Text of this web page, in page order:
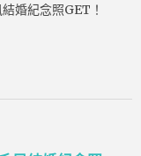
婚紀念照GET！